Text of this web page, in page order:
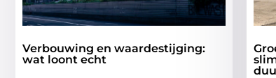
Verbouwing en waardestijging:
wat loont echt